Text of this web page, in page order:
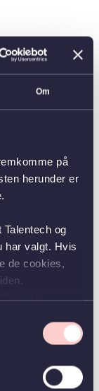
Om
på
herunder er
og
har valgt. Hvis
de cookies,